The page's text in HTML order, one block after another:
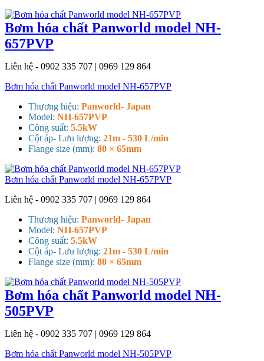
Bơm hóa chất Panworld model NH-
657PVP
Liên hệ - 0902 335 707 | 0969 129 864
Bơm hóa chất Panworld model NH-657PVP
Thương hiệu: Panworld- Japan
Model: NH-657PVP
Công suất: 5.5kW
Cột áp- Lưu lượng: 21m - 530 L/min
Flange size (mm): 80 × 65mm
Bơm hóa chất Panworld model NH-657PVP
Liên hệ - 0902 335 707 | 0969 129 864
Thương hiệu: Panworld- Japan
Model: NH-657PVP
Công suất: 5.5kW
Cột áp- Lưu lượng: 21m - 530 L/min
Flange size (mm): 80 × 65mm
Bơm hóa chất Panworld model NH-
505PVP
Liên hệ - 0902 335 707 | 0969 129 864
Bơm hóa chất Panworld model NH-505PVP